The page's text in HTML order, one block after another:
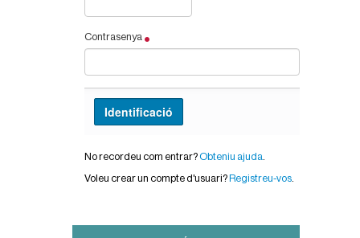
Contrasenya
No recordeu com entrar?Obteniu ajuda
Voleu crear un compte d'usuari?Registreu-vos